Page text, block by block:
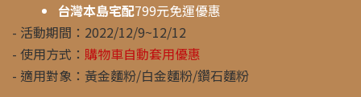
台灣本島宅配799元免運優惠
- 活動期間：2022/12/9~12/12
- 使用方式： 購物車自動套用優惠
- 適用對象：黃金麵粉/白金麵粉/鑽石麵粉